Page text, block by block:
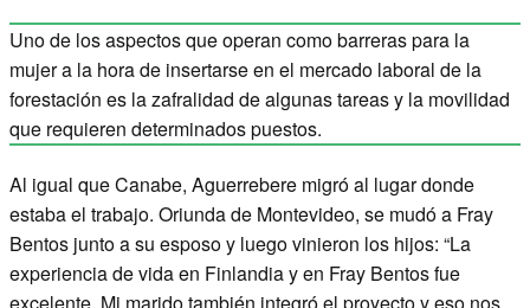
Uno de los aspectos que operan como barreras para la
mujer a la hora de insertarse en el mercado laboral de la
forestación es la zafralidad de algunas tareas y la movilidad
que requieren determinados puestos.
Al igual que Canabe, Aguerrebere migró al lugar donde
estaba el trabajo. Oriunda de Montevideo, se mudó a Fray
Bentos junto a su esposo y luego vinieron los hijos: “La
experiencia de vida en Finlandia y en Fray Bentos fue